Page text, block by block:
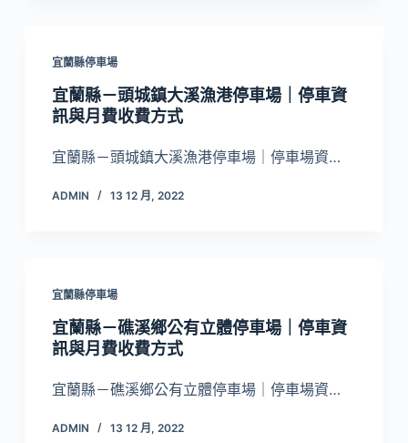
宜蘭縣停車場
宜蘭縣－頭城鎮大溪漁港停車場｜停車資
訊與月費收費方式
宜蘭縣－頭城鎮大溪漁港停車場｜停車場資…
ADMIN 13 12 月, 2022
宜蘭縣停車場
宜蘭縣－礁溪鄉公有立體停車場｜停車資
訊與月費收費方式
宜蘭縣－礁溪鄉公有立體停車場｜停車場資…
ADMIN 13 12 月, 2022